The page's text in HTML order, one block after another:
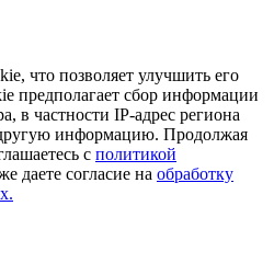
что позволяет улучшить его
предполагает сбор информации
в частности IP-адрес региона
информацию. Продолжая
с политикой
даете согласие на обработку